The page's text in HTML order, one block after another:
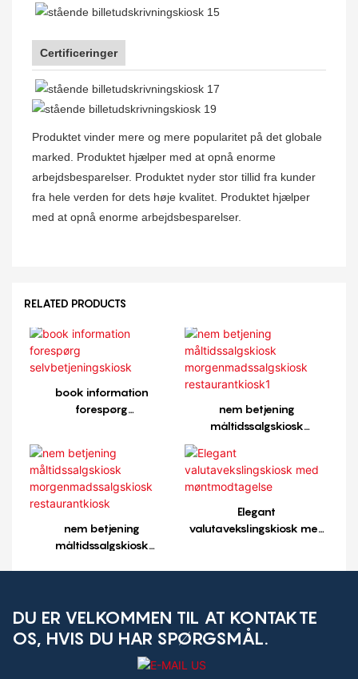
Certificeringer
Produktet vinder mere og mere popularitet på det globale
marked. Produktet hjælper med at opnå enorme
arbejdsbesparelser. Produktet nyder stor tillid fra kunder
fra hele verden for dets høje kvalitet. Produktet hjælper
med at opnå enorme arbejdsbesparelser.
RELATED PRODUCTS
book information
forespørg
nem betjening
måltidssalgskiosk
morgenmadssalgskiosk
restaurantkiosk1
nem betjening
måltidssalgskiosk
Elegant
valutavekslingskiosk med
DU ER VELKOMMEN TIL AT KONTAKTE
OS, HVIS DU HAR SPØRGSMÅL.